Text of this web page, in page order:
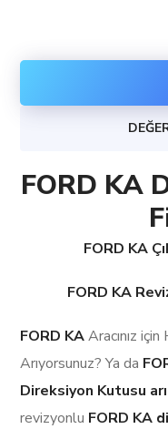
FORD KA
FORD KA
FORD KA
FORD KAAracınız
Arıyorsunuz? Ya da
Direksiyon Kutusu
revizyonlu FORD KA